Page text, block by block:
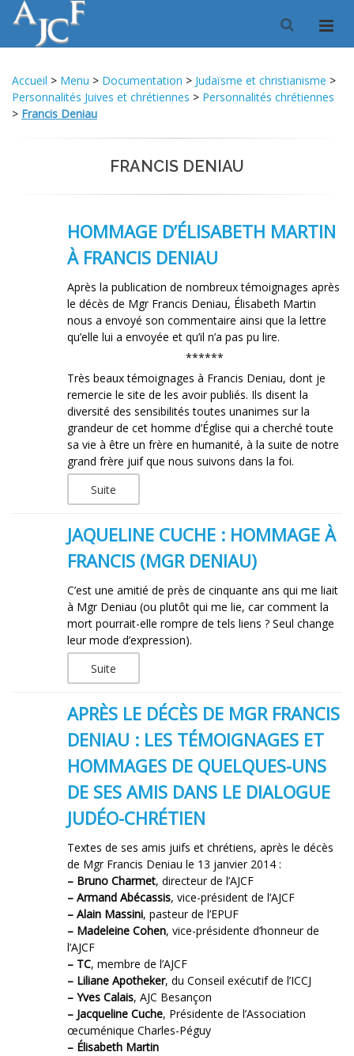
Accueil > Menu > Documentation > Judaïsme et christianisme >
Personnalités Juives et chrétiennes > Personnalités chrétiennes
> Francis Deniau
FRANCIS DENIAU
HOMMAGE D’ÉLISABETH MARTIN
À FRANCIS DENIAU
Après la publication de nombreux témoignages après
le décès de Mgr Francis Deniau, Élisabeth Martin
nous a envoyé son commentaire ainsi que la lettre
qu’elle lui a envoyée et qu’il n’a pas pu lire.
******
Très beaux témoignages à Francis Deniau, dont je
remercie le site de les avoir publiés. Ils disent la
diversité des sensibilités toutes unanimes sur la
grandeur de cet homme d’Église qui a cherché toute
sa vie à être un frère en humanité, à la suite de notre
grand frère juif que nous suivons dans la foi.
Suite
JAQUELINE CUCHE : HOMMAGE À
FRANCIS (MGR DENIAU)
C’est une amitié de près de cinquante ans qui me liait
à Mgr Deniau (ou plutôt qui me lie, car comment la
mort pourrait-elle rompre de tels liens ? Seul change
leur mode d’expression).
Suite
APRÈS LE DÉCÈS DE MGR FRANCIS
DENIAU : LES TÉMOIGNAGES ET
HOMMAGES DE QUELQUES-UNS
DE SES AMIS DANS LE DIALOGUE
JUDÉO-CHRÉTIEN
Textes de ses amis juifs et chrétiens, après le décès
de Mgr Francis Deniau le 13 janvier 2014 :
– Bruno Charmet, directeur de l’AJCF
– Armand Abécassis, vice-président de l’AJCF
– Alain Massini, pasteur de l’EPUF
– Madeleine Cohen, vice-présidente d’honneur de
l’AJCF
– TC, membre de l’AJCF
– Liliane Apotheker, du Conseil exécutif de l’ICCJ
– Yves Calais, AJC Besançon
– Jacqueline Cuche, Présidente de l’Association
œcuménique Charles-Péguy
– Élisabeth Martin